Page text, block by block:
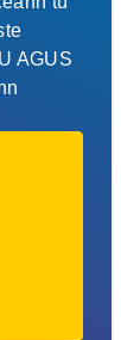
AGUS